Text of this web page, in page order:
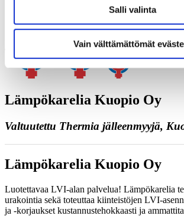
Salli valinta
Vain välttämättömät
Lämpökarelia Kuopio Oy
Valtuutettu Thermia jälleenmyyjä,
Lämpökarelia Kuopio Oy
Luotettavaa LVI-alan palvelua! Lämpökarelia
urakointia sekä toteuttaa kiinteistöjen LVI-
ja -korjaukset kustannustehokkaasti ja